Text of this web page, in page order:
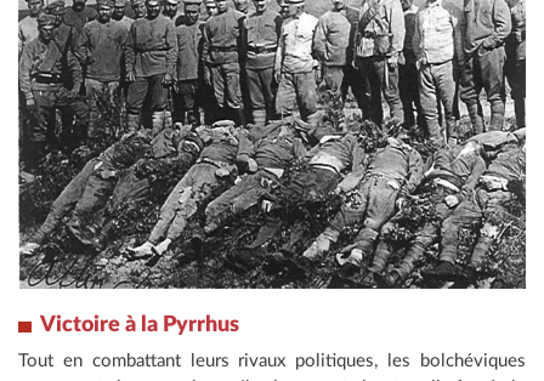
Victoire à la Pyrrhus
Tout en combattant leurs rivaux politiques, les bolchéviques